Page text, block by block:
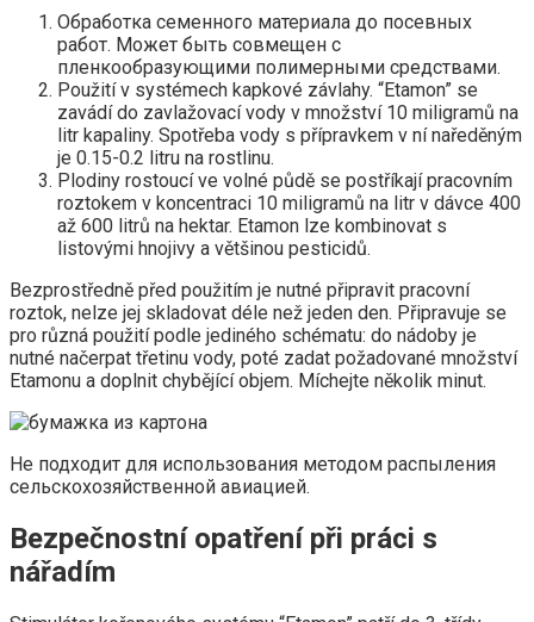
Обработка семенного материала до посевных
работ. Может быть совмещен с
пленкообразующими полимерными средствами.
Použití v systémech kapkové závlahy. “Etamon” se
zavádí do zavlažovací vody v množství 10 miligramů na
litr kapaliny. Spotřeba vody s přípravkem v ní naředěným
je 0.15-0.2 litru na rostlinu.
Plodiny rostoucí ve volné půdě se postříkají pracovním
roztokem v koncentraci 10 miligramů na litr v dávce 400
až 600 litrů na hektar. Etamon lze kombinovat s
listovými hnojivy a většinou pesticidů.
Bezprostředně před použitím je nutné připravit pracovní
roztok, nelze jej skladovat déle než jeden den. Připravuje se
pro různá použití podle jediného schématu: do nádoby je
nutné načerpat třetinu vody, poté zadat požadované množství
Etamonu a doplnit chybějící objem. Míchejte několik minut.
Не подходит для использования методом распыления
сельскохозяйственной авиацией.
Bezpečnostní opatření při práci s
nářadím